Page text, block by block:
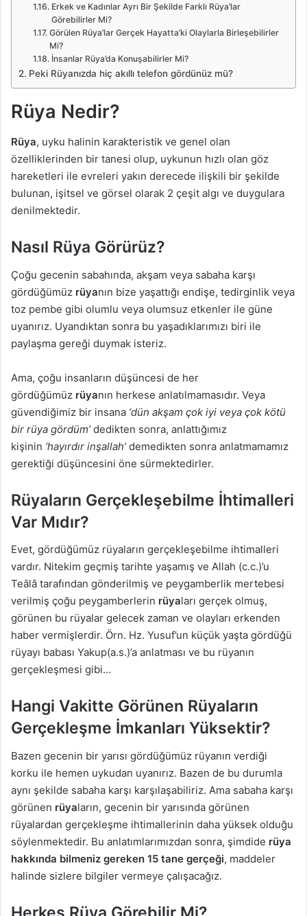
Erkek ve Kadınlar Ayrı Bir Şekilde Farklı Rüya’lar
Görebilirler Mi?
Görülen Rüya’lar Gerçek Hayatta’ki Olaylarla Birleşebilirler
Mi?
İnsanlar Rüya’da Konuşabilirler Mi?
Peki Rüyanızda hiç akıllı telefon gördünüz mü?
Rüya Nedir?
Rüya, uyku halinin karakteristik ve genel olan
özelliklerinden bir tanesi olup, uykunun hızlı olan göz
hareketleri ile evreleri yakın derecede ilişkili bir şekilde
bulunan, işitsel ve görsel olarak 2 çeşit algı ve duygulara
denilmektedir.
Nasıl Rüya Görürüz?
Çoğu gecenin sabahında, akşam veya sabaha karşı
gördüğümüz rüyanın bize yaşattığı endişe, tedirginlik veya
toz pembe gibi olumlu veya olumsuz etkenler ile güne
uyanırız. Uyandıktan sonra bu yaşadıklarımızı biri ile
paylaşma gereği duymak isteriz.
Ama, çoğu insanların düşüncesi de her
gördüğümüz rüyanın herkese anlatılmamasıdır. Veya
güvendiğimiz bir insana ‘dün akşam çok iyi veya çok kötü
bir rüya gördüm’dedikten sonra, anlattığımız
kişinin ‘hayırdır inşallah’demedikten sonra anlatmamamız
gerektiği düşüncesini öne sürmektedirler.
Rüyaların Gerçekleşebilme İhtimalleri
Var Mıdır?
Evet, gördüğümüz rüyaların gerçekleşebilme ihtimalleri
vardır. Nitekim geçmiş tarihte yaşamış ve Allah (c.c.)’u
Teâlâ tarafından gönderilmiş ve peygamberlik mertebesi
verilmiş çoğu peygamberlerin rüyaları gerçek olmuş,
görünen bu rüyalar gelecek zaman ve olayları erkenden
haber vermişlerdir. Örn. Hz. Yusuf’un küçük yaşta gördüğü
rüyayı babası Yakup(a.s.)’a anlatması ve bu rüyanın
gerçekleşmesi gibi…
Hangi Vakitte Görünen Rüyaların
Gerçekleşme İmkanları Yüksektir?
Bazen gecenin bir yarısı gördüğümüz rüyanın verdiği
korku ile hemen uykudan uyanırız. Bazen de bu durumla
aynı şekilde sabaha karşı karşılaşabiliriz. Ama sabaha karşı
görünen rüyaların, gecenin bir yarısında görünen
rüyalardan gerçekleşme ihtimallerinin daha yüksek olduğu
söylenmektedir. Bu anlatımlarımızdan sonra, şimdide rüya
hakkında bilmeniz gereken 15 tane gerçeği, maddeler
halinde sizlere bilgiler vermeye çalışacağız.